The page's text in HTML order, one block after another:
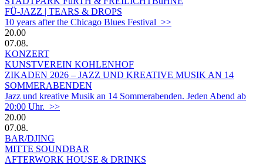
FÜ-JAZZ | TEARS & DROPS
10 years after the Chicago Blues Festival >>
20.00
07.08.
KONZERT
KUNSTVEREIN KOHLENHOF
ZIKADEN 2026 – JAZZ UND KREATIVE MUSIK AN 14
SOMMERABENDEN
Jazz und kreative Musik an 14 Sommerabenden. Jeden Abend ab
20:00 Uhr. >>
20.00
07.08.
BAR/DJING
MITTE SOUNDBAR
AFTERWORK HOUSE & DRINKS